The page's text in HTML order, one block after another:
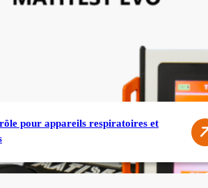
pour appareils respiratoires et